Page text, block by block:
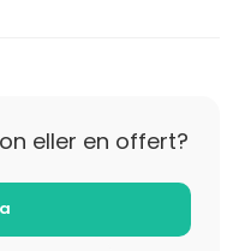
eller en offert?